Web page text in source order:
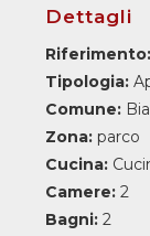
Dettagli
Riferimento:
Tipologia:
Comune:
Zona: parco
Cucina:
Camere: 2
Bagni: 2